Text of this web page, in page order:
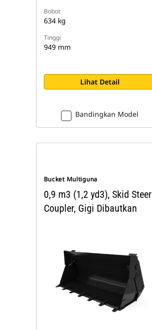
Bobot
634 kg
Tinggi
949 mm
Lihat Detail
Bandingkan Model
Bucket Multiguna
0,9 m3 (1,2 yd3), Skid Steer
Coupler, Gigi Dibautkan